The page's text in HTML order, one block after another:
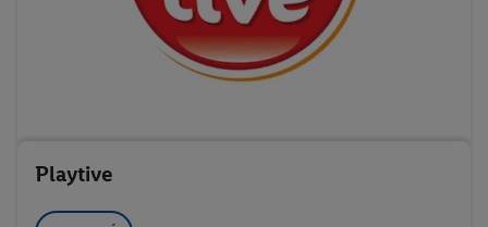
Playtive
personalizacji reklam, przechowywanie lub dostęp do
informacji na urządzeniu końcowym.
Użycie dokładnych danych geolokalizacyjnych.
efektywności reklam. Wykorzystanie profili do wyboru
spersonalizowanych reklam. Tworzenie profili w celu